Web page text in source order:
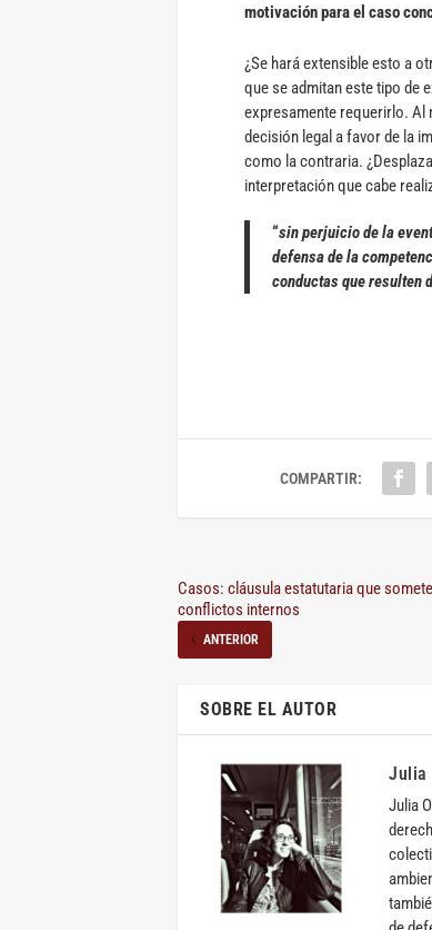
motivación para el caso
¿Se hará extensible esto a
que se admitan este tipo de
expresamente requerirlo. Al
decisión legal a favor de la
como la contraria.
interpretación que cabe
“sin perjuicio de la
defensa de la
conductas que resulten
COMPARTIR:
Casos: cláusula estatutaria que
conflictos internos
ANTERIOR
SOBRE EL AUTOR
Julia
Julia